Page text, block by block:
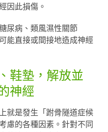
因此損傷。
尿病、類風濕性關節
能直接或間接地造成神經
鞋墊，解放並
神經
就是發生「跗骨隧道症候
慮的各種因素。針對不同